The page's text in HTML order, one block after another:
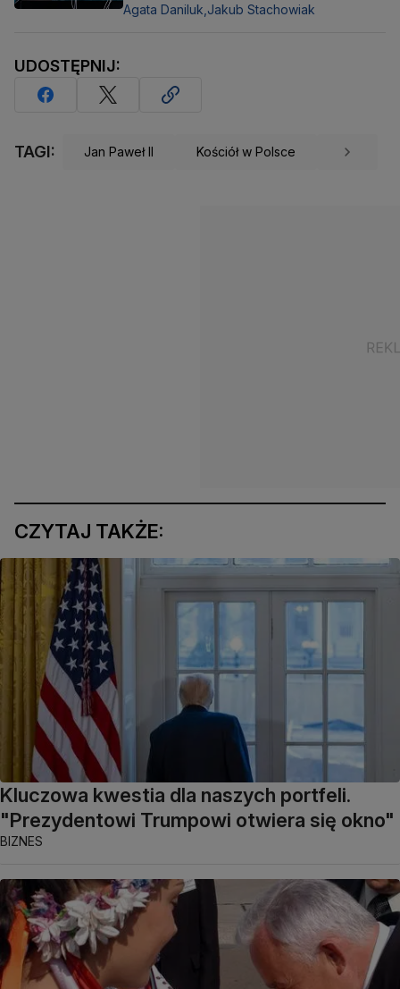
Agata Daniluk, Jakub Stachowiak
UDOSTĘPNIJ:
TAGI: Jan Paweł II Kościół w Polsce
CZYTAJ TAKŻE:
Kluczowa kwestia dla naszych portfeli.
"Prezydentowi Trumpowi otwiera się okno"
BIZNES